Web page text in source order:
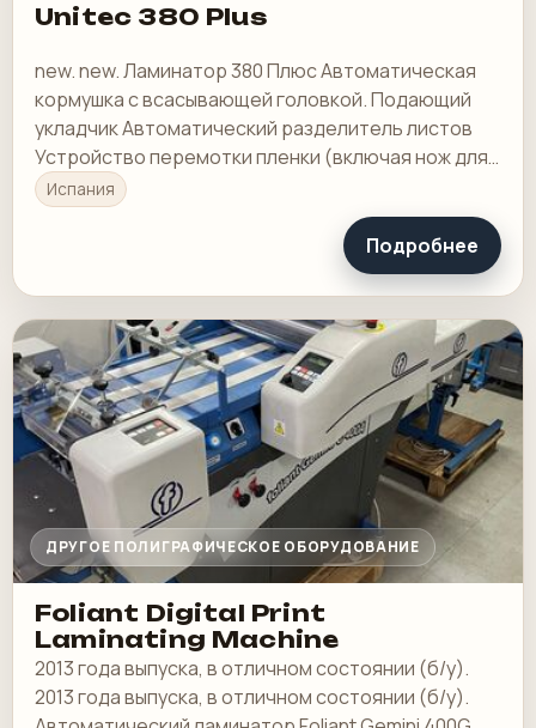
Unitec 380 Plus
new. new. Ламинатор 380 Плюс Автоматическая
кормушка с всасывающей головкой. Подающий
укладчик Автоматический разделитель листов
Устройство перемотки пленки (включая нож для
резки и перемотки)
Испания
Подробнее
ДРУГОЕ ПОЛИГРАФИЧЕСКОЕ ОБОРУДОВАНИЕ
Foliant Digital Print
Laminating Machine
2013 года выпуска, в отличном состоянии (б/у).
2013 года выпуска, в отличном состоянии (б/у).